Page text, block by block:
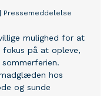
Pressemeddelelse
mulighed for at
på at opleve,
hos
og sunde